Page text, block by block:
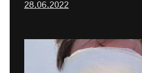
28.06.2022